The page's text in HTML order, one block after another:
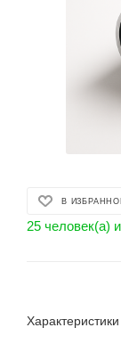
В
25 человек(а)
Характеристики